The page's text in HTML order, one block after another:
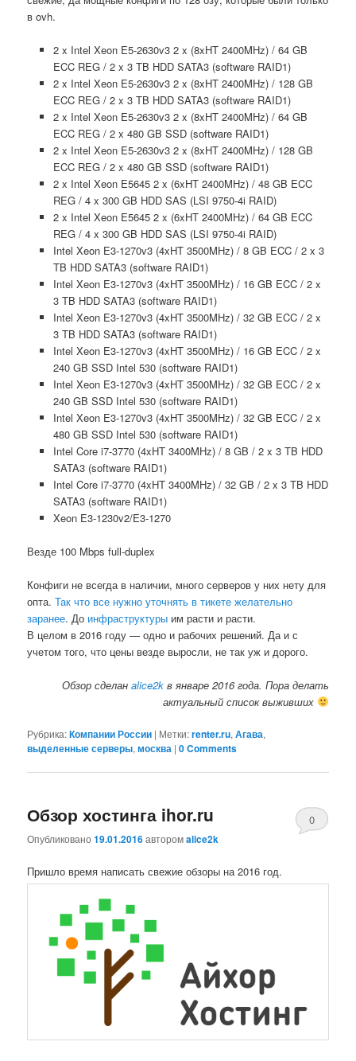
в ovh.
2 x Intel Xeon E5-2630v3 2 x (8xHT 2400MHz) / 64 GB
ECC REG / 2 x 3 TB HDD SATA3 (software RAID1)
2 x Intel Xeon E5-2630v3 2 x (8xHT 2400MHz) / 128 GB
ECC REG / 2 x 3 TB HDD SATA3 (software RAID1)
2 x Intel Xeon E5-2630v3 2 x (8xHT 2400MHz) / 64 GB
ECC REG / 2 x 480 GB SSD (software RAID1)
2 x Intel Xeon E5-2630v3 2 x (8xHT 2400MHz) / 128 GB
ECC REG / 2 x 480 GB SSD (software RAID1)
2 x Intel Xeon E5645 2 x (6xHT 2400MHz) / 48 GB ECC
REG / 4 x 300 GB HDD SAS (LSI 9750-4i RAID)
2 x Intel Xeon E5645 2 x (6xHT 2400MHz) / 64 GB ECC
REG / 4 x 300 GB HDD SAS (LSI 9750-4i RAID)
Intel Xeon E3-1270v3 (4xHT 3500MHz) / 8 GB ECC / 2 x 3
TB HDD SATA3 (software RAID1)
Intel Xeon E3-1270v3 (4xHT 3500MHz) / 16 GB ECC / 2 x
3 TB HDD SATA3 (software RAID1)
Intel Xeon E3-1270v3 (4xHT 3500MHz) / 32 GB ECC / 2 x
3 TB HDD SATA3 (software RAID1)
Intel Xeon E3-1270v3 (4xHT 3500MHz) / 16 GB ECC / 2 x
240 GB SSD Intel 530 (software RAID1)
Intel Xeon E3-1270v3 (4xHT 3500MHz) / 32 GB ECC / 2 x
240 GB SSD Intel 530 (software RAID1)
Intel Xeon E3-1270v3 (4xHT 3500MHz) / 32 GB ECC / 2 x
480 GB SSD Intel 530 (software RAID1)
Intel Core i7-3770 (4xHT 3400MHz) / 8 GB / 2 x 3 TB HDD
SATA3 (software RAID1)
Intel Core i7-3770 (4xHT 3400MHz) / 32 GB / 2 x 3 TB HDD
SATA3 (software RAID1)
Xeon E3-1230v2/E3-1270
Везде 100 Mbps full-duplex
Конфиги не всегда в наличии, много серверов у них нету для
опта.Так что все нужно уточнять в тикете желательно
заранее. До инфраструктуры им расти и расти.
В целом в 2016 году — одно и рабочих решений. Да и с
учетом того, что цены везде выросли, не так уж и дорого.
Обзор сделан alice2kв январе 2016 года. Пора делать
актуальный список выживших
Рубрика:Компании России | Метки:renter.ru,Агава,
выделенные серверы,москва |0 Comments
Обзор хостинга ihor.ru
Опубликовано19.01.2016авторомalice2k
0
Пришло время написать свежие обзоры на 2016 год.